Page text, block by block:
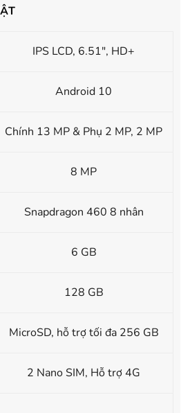
IPS LCD, 6.51", HD+
Android 10
Chính 13 MP & Phụ 2 MP, 2 MP
8 MP
Snapdragon 460 8 nhân
6 GB
128 GB
MicroSD, hỗ trợ tối đa 256 GB
2 Nano SIM, Hỗ trợ 4G